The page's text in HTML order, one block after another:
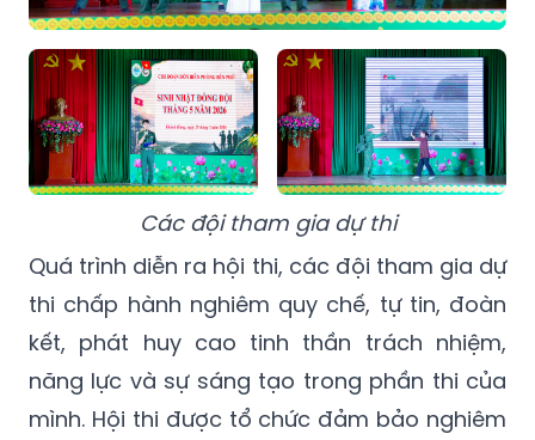
Các đội tham gia dự thi
Quá trình diễn ra hội thi, các đội tham gia dự
thi chấp hành nghiêm quy chế, tự tin, đoàn
kết, phát huy cao tinh thần trách nhiệm,
năng lực và sự sáng tạo trong phần thi của
mình. Hội thi được tổ chức đảm bảo nghiêm